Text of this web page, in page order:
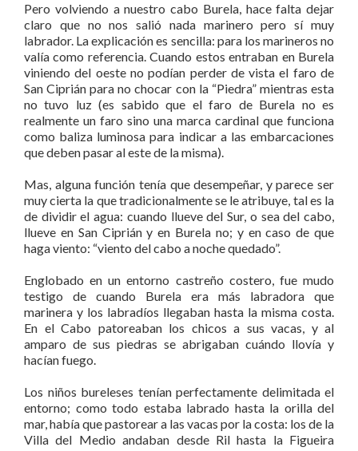
Pero volviendo a nuestro cabo Burela, hace falta dejar
claro que no nos salió nada marinero pero sí muy
labrador. La explicación es sencilla: para los marineros no
valía como referencia. Cuando estos entraban en Burela
viniendo del oeste no podían perder de vista el faro de
San Ciprián para no chocar con la “Piedra” mientras esta
no tuvo luz (es sabido que el faro de Burela no es
realmente un faro sino una marca cardinal que funciona
como baliza luminosa para indicar a las embarcaciones
que deben pasar al este de la misma).
Mas, alguna función tenía que desempeñar, y parece ser
muy cierta la que tradicionalmente se le atribuye, tal es la
de dividir el agua: cuando llueve del Sur, o sea del cabo,
llueve en San Ciprián y en Burela no; y en caso de que
haga viento: “viento del cabo a noche quedado”.
Englobado en un entorno castreño costero, fue mudo
testigo de cuando Burela era más labradora que
marinera y los labradíos llegaban hasta la misma costa.
En el Cabo patoreaban los chicos a sus vacas, y al
amparo de sus piedras se abrigaban cuándo llovía y
hacían fuego.
Los niños bureleses tenían perfectamente delimitada el
entorno; como todo estaba labrado hasta la orilla del
mar, había que pastorear a las vacas por la costa: los de la
Villa del Medio andaban desde Ril hasta la Figueira